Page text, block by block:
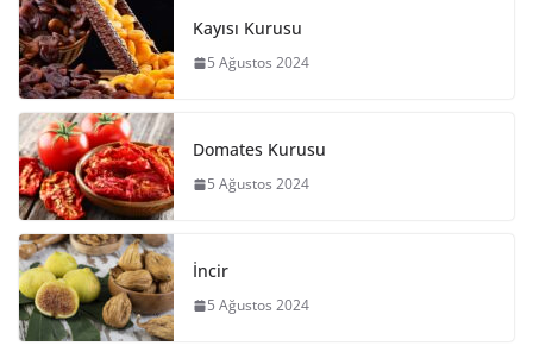
Kayısı Kurusu
5 Ağustos 2024
Domates Kurusu
5 Ağustos 2024
İncir
5 Ağustos 2024